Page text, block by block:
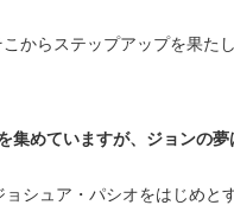
からステップアップを果た
めていますが、ジョンの夢
ョシュア・パシオをはじめと